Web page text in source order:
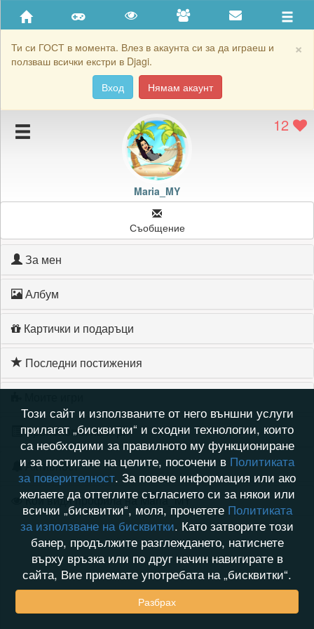
×
Ти си ГОСТ в момента. Влез в акаунта си за да играеш и
ползваш всички екстри в Djagi.
Вход
Нямам акаунт
Приятели
Хронология на игри
Подаръците на Maria_MY
Картичките на Maria_MY
12
Maria_MY
Съобщение
За мен
Албум
Картички и подаръци
Последни постижения
Хронология на игри
Активност
Кой видя профила на Maria_MY
Този сайт и използваните от него външни услуги
прилагат „бисквитки“ и сходни технологии, които
са необходими за правилното му функциониране
и за постигане на целите, посочени в Политиката
за поверителност. За повече информация или ако
желаете да оттеглите съгласието си за някои или
всички „бисквитки“, моля, прочетете Политиката
за използване на бисквитки. Като затворите този
банер, продължите разглеждането, натиснете
върху връзка или по друг начин навигирате в
сайта, Вие приемате употребата на „бисквитки“.
Разбрах